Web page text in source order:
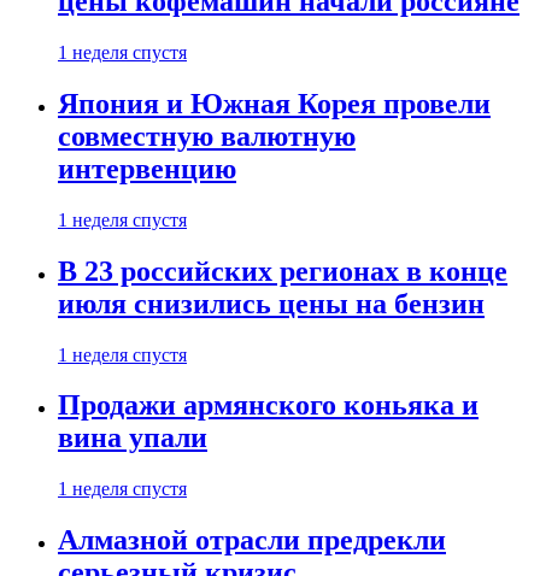
1 неделя спустя
Япония и Южная Корея провели
совместную валютную
интервенцию
1 неделя спустя
В 23 российских регионах в конце
июля снизились цены на бензин
1 неделя спустя
Продажи армянского коньяка и
вина упали
1 неделя спустя
Алмазной отрасли предрекли